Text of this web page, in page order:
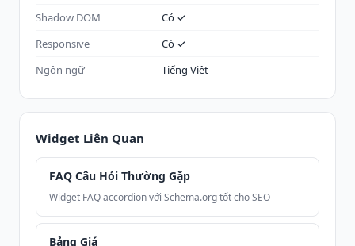
Shadow DOM
Có ✓
Responsive
Có ✓
Ngôn ngữ
Tiếng Việt
Widget Liên Quan
FAQ Câu Hỏi Thường Gặp
Widget FAQ accordion với Schema.org tốt cho SEO
Bảng Giá